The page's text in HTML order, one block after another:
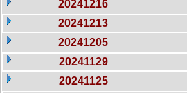
20241216
20241213
20241205
20241129
20241125